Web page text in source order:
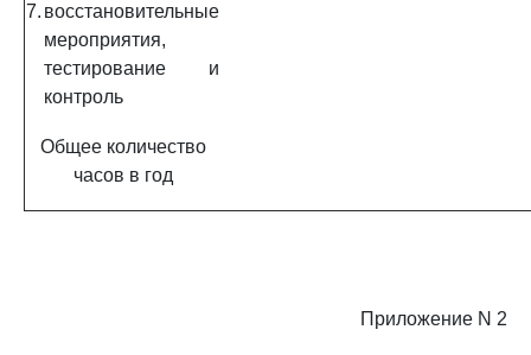
7. восстановительные
мероприятия,
тестирование и
контроль
Общее количество
часов в год
Приложение N 2